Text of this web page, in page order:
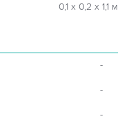
0,1 х 0,2 х 1,1 м
-
-
-